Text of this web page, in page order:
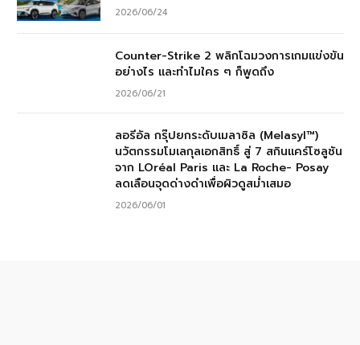
2026/06/24
Counter-Strike 2 พลิกโฉมวงการเกมแข่งขัน
อย่างไร และทำไมใคร ๆ ก็พูดถึง
2026/06/21
ลอรีอัล กรุ๊ปยกระดับเมลาซิล (Melasyl™)
นวัตกรรมโมเลกุลเอกสิทธิ์ สู่ 7 สกินแคร์โซลูชัน
จาก LOréal Paris และ La Roche- Posay
ลดเลือนจุดด่างดำเพื่อผิวดูสม่ำเสมอ
2026/06/01